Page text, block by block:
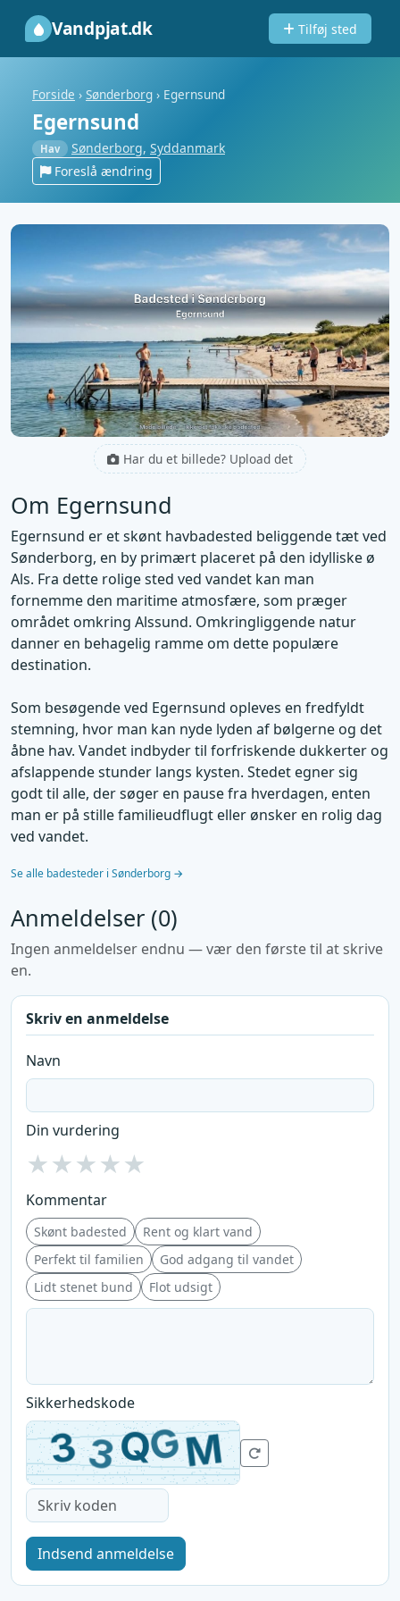
Vandpjat.dk Tilføj sted
Forside › Sønderborg › Egernsund
Egernsund
Hav Sønderborg, Syddanmark
Foreslå ændring
Har du et billede? Upload det
Om Egernsund
Egernsund er et skønt havbadested beliggende tæt ved
Sønderborg, en by primært placeret på den idylliske ø
Als. Fra dette rolige sted ved vandet kan man
fornemme den maritime atmosfære, som præger
området omkring Alssund. Omkringliggende natur
danner en behagelig ramme om dette populære
destination.
Som besøgende ved Egernsund opleves en fredfyldt
stemning, hvor man kan nyde lyden af bølgerne og det
åbne hav. Vandet indbyder til forfriskende dukkerter og
afslappende stunder langs kysten. Stedet egner sig
godt til alle, der søger en pause fra hverdagen, enten
man er på stille familieudflugt eller ønsker en rolig dag
ved vandet.
Se alle badesteder i Sønderborg →
Anmeldelser (0)
Ingen anmeldelser endnu — vær den første til at skrive
en.
Skriv en anmeldelse
Navn
Din vurdering
★★★★★
Kommentar
Skønt badested
Rent og klart vand
Perfekt til familien
God adgang til vandet
Lidt stenet bund
Flot udsigt
Sikkerhedskode
Indsend anmeldelse